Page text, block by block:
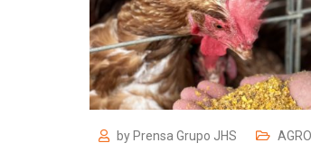
by Prensa Grupo JHS